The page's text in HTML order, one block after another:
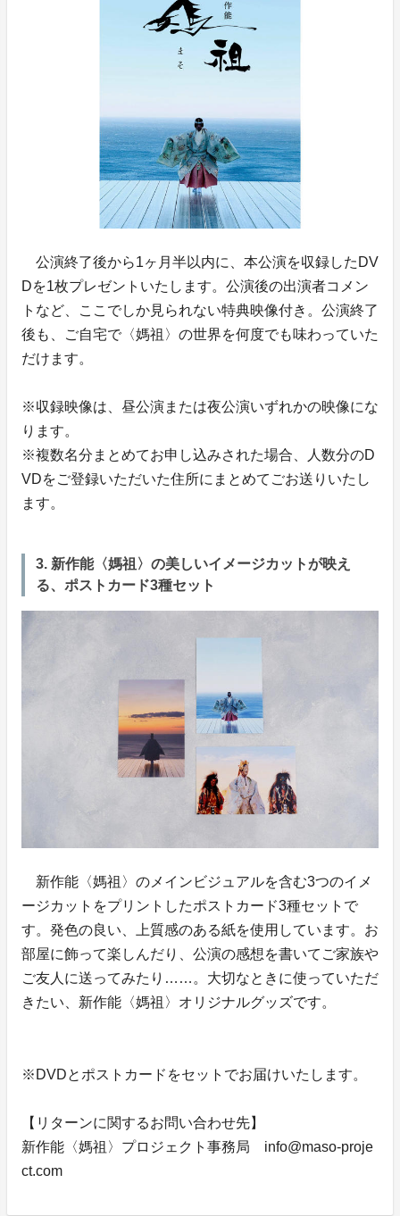
公演終了後から1ヶ月半以内に、本公演を収録したDV
Dを1枚プレゼントいたします。公演後の出演者コメン
トなど、ここでしか見られない特典映像付き。公演終了
後も、ご自宅で〈媽祖〉の世界を何度でも味わっていた
だけます。
※収録映像は、昼公演または夜公演いずれかの映像にな
ります。
※複数名分まとめてお申し込みされた場合、人数分のD
VDをご登録いただいた住所にまとめてごお送りいたし
ます。
3. 新作能〈媽祖〉の美しいイメージカットが映え
る、ポストカード3種セット
新作能〈媽祖〉のメインビジュアルを含む3つのイメ
ージカットをプリントしたポストカード3種セットで
す。発色の良い、上質感のある紙を使用しています。お
部屋に飾って楽しんだり、公演の感想を書いてご家族や
ご友人に送ってみたり……。大切なときに使っていただ
きたい、新作能〈媽祖〉オリジナルグッズです。
※DVDとポストカードをセットでお届けいたします。
【リターンに関するお問い合わせ先】
新作能〈媽祖〉プロジェクト事務局 info@maso-proje
ct.com